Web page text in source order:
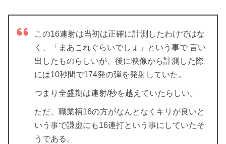
この16連射は当初は正確に計測したわけではな
く、「まあこれぐらいでしょ」という事で 言い
出したものらしいが、後に映像から計測した際
には10秒間で174発の弾を発射していた。
つまり全盛期は連射/秒を越えていたらしい。
ただ、職業柄16の方がなんとなくキリが良いと
いう事で謙虚にも16連打という事にしていたそ
うである。